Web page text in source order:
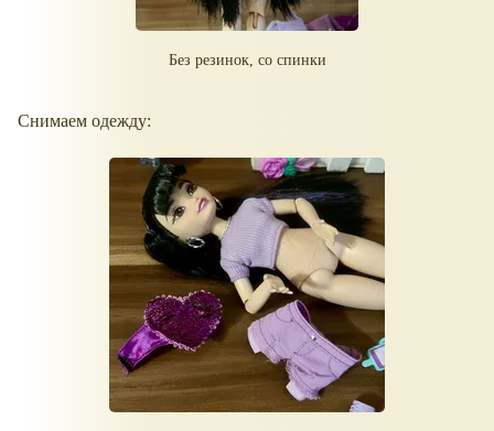
Без резинок, со спинки
Снимаем одежду: